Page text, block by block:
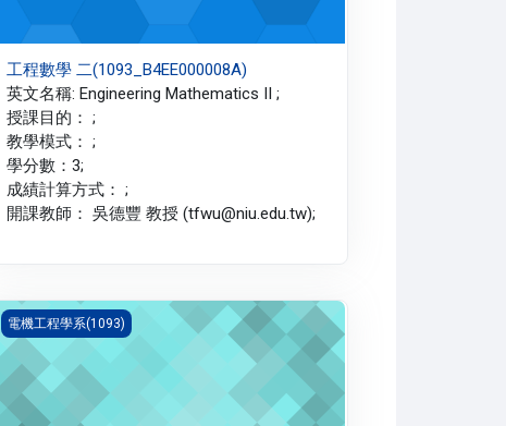
工程數學 二(1093_B4EE000008A)
英文名稱: Engineering Mathematics II ;
授課目的： ;
教學模式： ;
學分數：3;
成績計算方式： ;
開課教師： 吳德豐 教授 (tfwu@niu.edu.tw);
工程數學 一(1093_B4EE000007A)
電機工程學系(1093)